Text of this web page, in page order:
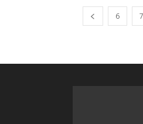
6 7